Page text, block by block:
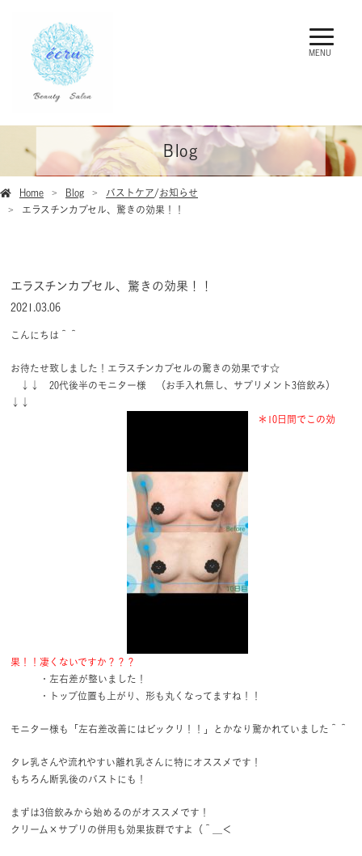
MENU
Blog
Home Blog バストケア/お知らせ
エラスチンカプセル、驚きの効果！！
エラスチンカプセル、驚きの効果！！
2021.03.06
こんにちは＾＾
お待たせ致しました！エラスチンカプセルの驚きの効果です☆
↓↓ 20代後半のモニター様 （お手入れ無し、サプリメント3倍飲み）
↓↓
＊10日間でこの効
果！！凄くないですか？？？
・左右差が整いました！
・トップ位置も上がり、形も丸くなってますね！！
モニター様も「左右差改善にはビックリ！！」とかなり驚かれていました＾＾
タレ乳さんや流れやすい離れ乳さんに特にオススメです！
もちろん断乳後のバストにも！
まずは3倍飲みから始めるのがオススメです！
クリーム×サプリの併用も効果抜群ですよ（＾＿＜